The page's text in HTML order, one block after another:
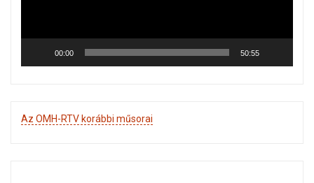
00:00 50:55
Az OMH-RTV korábbi műsorai